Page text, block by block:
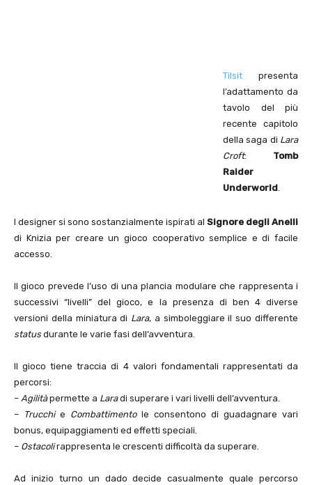
Tilsit presenta
l’adattamento da
tavolo del più
recente capitolo
della saga di Lara
Croft: Tomb
Raider
Underworld.
I designer si sono sostanzialmente ispirati al Signore degli Anelli
di Knizia per creare un gioco cooperativo semplice e di facile
accesso.
Il gioco prevede l’uso di una plancia modulare che rappresenta i
successivi “livelli” del gioco, e la presenza di ben 4 diverse
versioni della miniatura di Lara, a simboleggiare il suo differente
status durante le varie fasi dell’avventura.
Il gioco tiene traccia di 4 valori fondamentali rappresentati da
percorsi:
– Agilitàpermette a Laradi superare i vari livelli dell’avventura.
– Trucchie Combattimentole consentono di guadagnare vari
bonus, equipaggiamenti ed effetti speciali.
– Ostacolirappresenta le crescenti difficoltà da superare.
Ad inizio turno un dado decide casualmente quale percorso